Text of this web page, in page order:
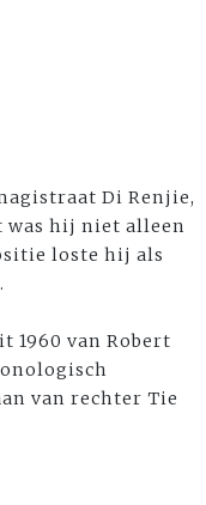
Di Renjie,
was hij niet alleen
loste hij als
1960 van Robert
van rechter Tie